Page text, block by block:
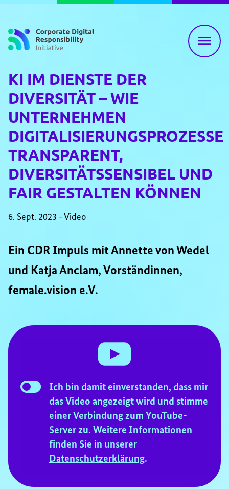
KI IM DIENSTE DER
DIVERSITÄT – WIE
UNTERNEHMEN
DIGITALISIERUNGSPROZESSE
TRANSPARENT,
DIVERSITÄTSSENSIBEL UND
FAIR GESTALTEN KÖNNEN
6. Sept. 2023 - Video
Ein CDR Impuls mit Annette von Wedel
und Katja Anclam, Vorständinnen,
female.vision e.V.
Consent Checkbox
Checkbox
YouTube-
Consent
Ich bin damit einverstanden, dass mir
das Video angezeigt wird und stimme
einer Verbindung zum YouTube-
Server zu. Weitere Informationen
finden Sie in unserer
Datenschutzerklärung.